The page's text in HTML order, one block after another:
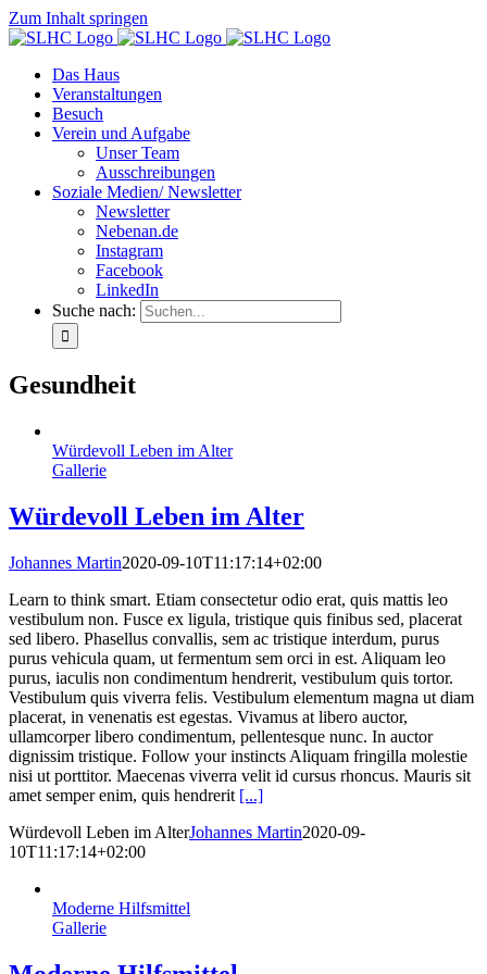
Zum Inhalt springen
Das Haus
Veranstaltungen
Besuch
Verein und Aufgabe
Unser Team
Ausschreibungen
Soziale Medien/ Newsletter
Newsletter
Nebenan.de
Instagram
Facebook
LinkedIn
Suche nach:
Gesundheit
Würdevoll Leben im Alter
Gallerie
Würdevoll Leben im Alter
Johannes Martin2020-09-10T11:17:14+02:00
Learn to think smart. Etiam consectetur odio erat, quis mattis leo
vestibulum non. Fusce ex ligula, tristique quis finibus sed, placerat
sed libero. Phasellus convallis, sem ac tristique interdum, purus
purus vehicula quam, ut fermentum sem orci in est. Aliquam leo
purus, iaculis non condimentum hendrerit, vestibulum quis tortor.
Vestibulum quis viverra felis. Vestibulum elementum magna ut diam
placerat, in venenatis est egestas. Vivamus at libero auctor,
ullamcorper libero condimentum, pellentesque nunc. In auctor
dignissim tristique. Follow your instincts Aliquam fringilla molestie
nisi ut porttitor. Maecenas viverra velit id cursus rhoncus. Mauris sit
amet semper enim, quis hendrerit [...]
Würdevoll Leben im AlterJohannes Martin2020-09-
10T11:17:14+02:00
Moderne Hilfsmittel
Gallerie